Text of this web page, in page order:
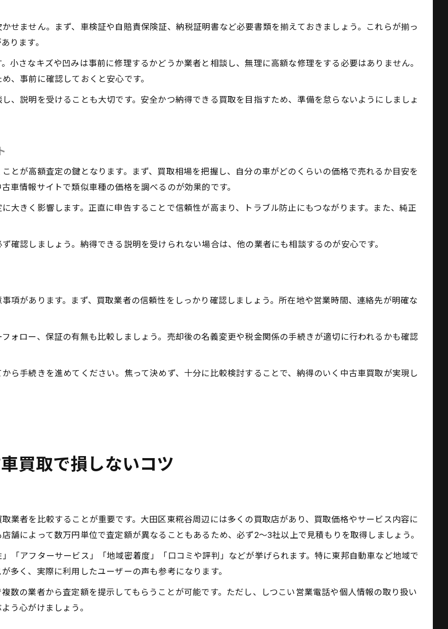
口コミを活用した中古車買取業者の評価方法
ビギナーが注意したい中古車買取業者の特徴
中古車買取ビギナーが比較で見極めるポイント
せません。まず、車検証や自賠責保険証、納税証明書など必要書類を揃えておきましょう。これらが揃っ
ります。
小さなキズや凹みは事前に修理するかどうか業者と相談し、無理に高額な修理をする必要はありません。
、事前に確認しておくと安心です。
、説明を受けることも大切です。安全かつ納得できる買取を目指すため、準備を怠らないようにしましょ
とが高額査定の鍵となります。まず、買取相場を把握し、自分の車がどのくらいの価格で売れるか目安を
車情報サイトで類似車種の価格を調べるのが効果的です。
大きく影響します。正直に申告することで信頼性が高まり、トラブル防止にもつながります。また、純正
確認しましょう。納得できる説明を受けられない場合は、他の業者にも相談するのが安心です。
項があります。まず、買取業者の信頼性をしっかり確認しましょう。所在地や営業時間、連絡先が明確な
ォロー、保証の有無も比較しましょう。売却後の名義変更や税金関係の手続きが適切に行われるかも確認
ら手続きを進めてください。焦って決めず、十分に比較検討することで、納得のいく中古車買取が実現し
買取で損しないコツ
業者を比較することが重要です。大田区東糀谷周辺には多くの買取店があり、買取価格やサービス内容に
舗によって数万円単位で査定額が異なることもあるため、必ず2～3社以上で見積もりを取得しましょう。
「アフターサービス」「地域密着度」「口コミや評判」などが挙げられます。特に東邦自動車など地域で
多く、実際に利用したユーザーの声も参考になります。
数の業者から査定額を提示してもらうことが可能です。ただし、しつこい営業電話や個人情報の取り扱い
う心がけましょう。